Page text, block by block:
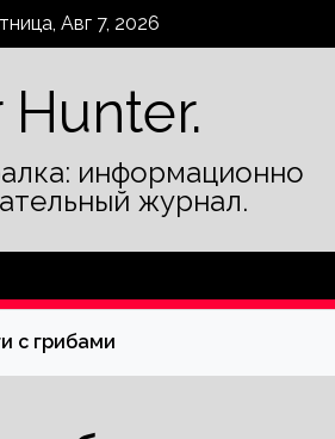
Авг 7, 2026
Hunter.
информационно
журнал.
с грибами